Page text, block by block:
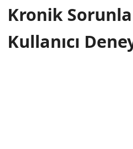
Kronik
Kullanıcı